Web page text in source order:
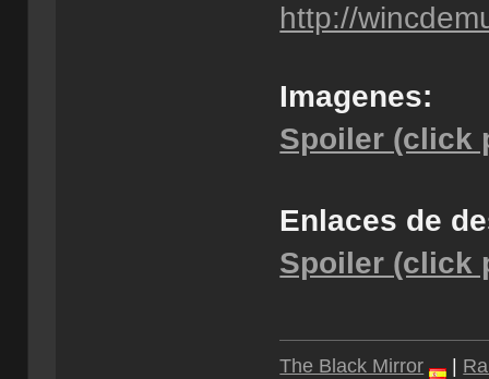
http://
Imagenes:
Spoiler (click
Enlaces de
Spoiler (click
The Black Mirror